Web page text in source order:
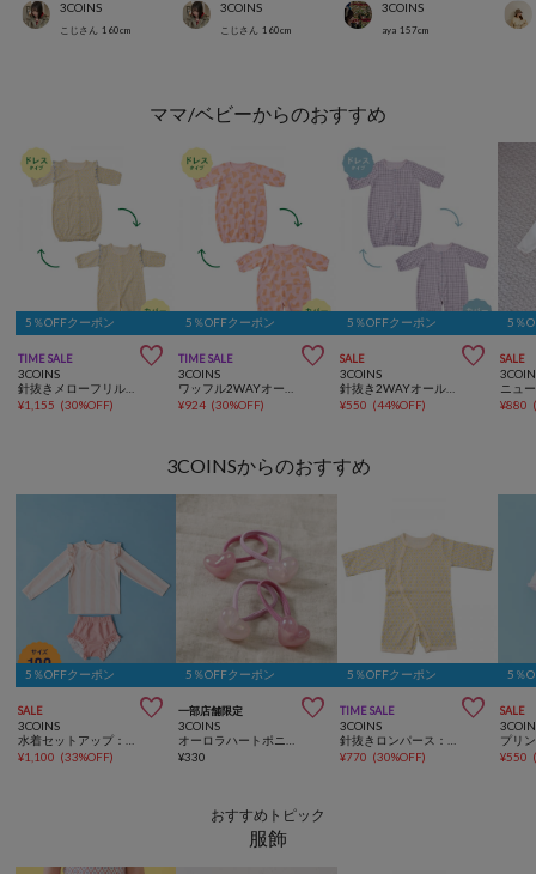
3COINS
こじさん 160cm
3COINS
こじさん 160cm
3COINS
aya 157cm
ママ/ベビーからのおすすめ
5％OFFクーポン
TIME SALE 
3COINS
¥1,155 (30%OFF)
5％OFFクーポン
TIME SALE 
3COINS
¥924 (30%OFF)
5％OFFクーポン
SALE 
3COINS
針抜き2WAYオール：50～70cm
¥550 (44%OFF)
5％
SALE
¥880
3COINSからのおすすめ
5％OFFクーポン
SALE 
3COINS
¥1,100 (33%OFF)
5％OFFクーポン
一部店舗限定 
3COINS
¥330
5％OFFクーポン
TIME SALE 
3COINS
¥770 (30%OFF)
5％
SALE
¥550
おすすめトピック
服飾